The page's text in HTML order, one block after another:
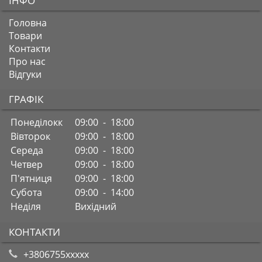
Головна
Товари
Контакти
Про нас
Відгуки
ГРАФІК
Понеділокк
09:00 - 18:00
Вівторок
09:00 - 18:00
Середа
09:00 - 18:00
Четвер
09:00 - 18:00
П'ятниця
09:00 - 18:00
Субота
09:00 - 14:00
Неділя
Вихідний
КОНТАКТИ
+3806755xxxxx